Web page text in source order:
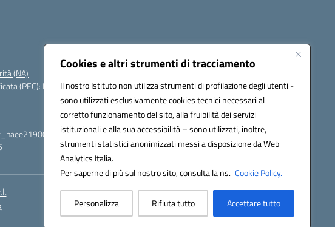
Cookies e altri strumenti di tracciamento
Il nostro Istituto non utilizza strumenti di profilazione degli utenti -
sono utilizzati esclusivamente cookies tecnici necessari al
corretto funzionamento del sito, alla fruibilità dei servizi
istituzionali e alla sua accessibilità – sono utilizzati, inoltre,
strumenti statistici anonimizzati messi a disposizione da Web
Analytics Italia.
Per saperne di più sul nostro sito, consulta la ns. Cookie Policy.
Personalizza Rifiuta tutto Accettare tutto
(NA)
(PEC): NAEE21900T@pec.istruzione.it